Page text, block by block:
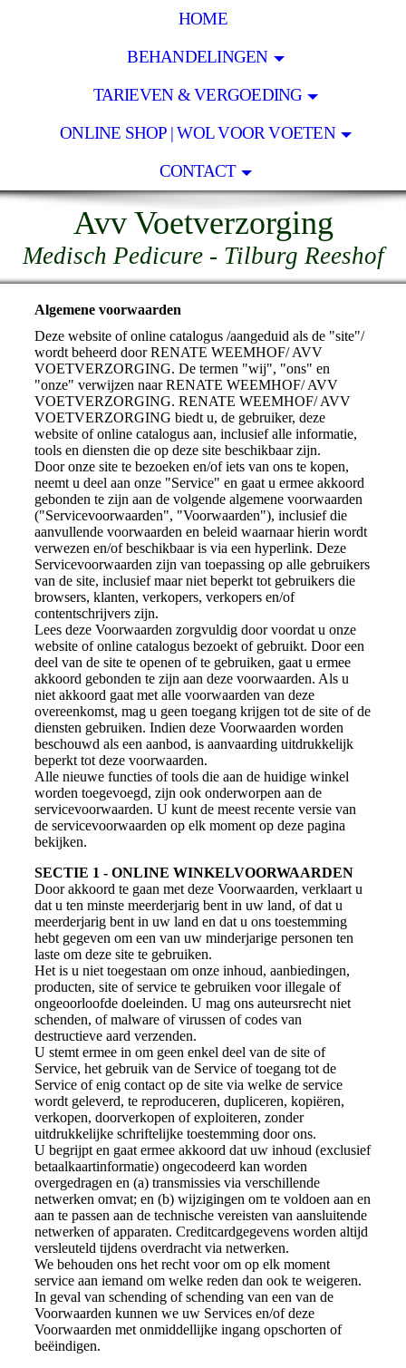
HOME
BEHANDELINGEN
TARIEVEN & VERGOEDING
ONLINE SHOP | WOL VOOR VOETEN
CONTACT
Avv Voetverzorging
Medisch Pedicure - Tilburg Reeshof
Algemene voorwaarden
Deze website of online catalogus /aangeduid als de "site"/
wordt beheerd door RENATE WEEMHOF/ AVV
VOETVERZORGING. De termen "wij", "ons" en
"onze" verwijzen naar RENATE WEEMHOF/ AVV
VOETVERZORGING. RENATE WEEMHOF/ AVV
VOETVERZORGING biedt u, de gebruiker, deze
website of online catalogus aan, inclusief alle informatie,
tools en diensten die op deze site beschikbaar zijn.
Door onze site te bezoeken en/of iets van ons te kopen,
neemt u deel aan onze "Service" en gaat u ermee akkoord
gebonden te zijn aan de volgende algemene voorwaarden
("Servicevoorwaarden", "Voorwaarden"), inclusief die
aanvullende voorwaarden en beleid waarnaar hierin wordt
verwezen en/of beschikbaar is via een hyperlink. Deze
Servicevoorwaarden zijn van toepassing op alle gebruikers
van de site, inclusief maar niet beperkt tot gebruikers die
browsers, klanten, verkopers, verkopers en/of
contentschrijvers zijn.
Lees deze Voorwaarden zorgvuldig door voordat u onze
website of online catalogus bezoekt of gebruikt. Door een
deel van de site te openen of te gebruiken, gaat u ermee
akkoord gebonden te zijn aan deze voorwaarden. Als u
niet akkoord gaat met alle voorwaarden van deze
overeenkomst, mag u geen toegang krijgen tot de site of de
diensten gebruiken. Indien deze Voorwaarden worden
beschouwd als een aanbod, is aanvaarding uitdrukkelijk
beperkt tot deze voorwaarden.
Alle nieuwe functies of tools die aan de huidige winkel
worden toegevoegd, zijn ook onderworpen aan de
servicevoorwaarden. U kunt de meest recente versie van
de servicevoorwaarden op elk moment op deze pagina
bekijken.
SECTIE 1 - ONLINE WINKELVOORWAARDEN
Door akkoord te gaan met deze Voorwaarden, verklaart u
dat u ten minste meerderjarig bent in uw land, of dat u
meerderjarig bent in uw land en dat u ons toestemming
hebt gegeven om een van uw minderjarige personen ten
laste om deze site te gebruiken.
Het is u niet toegestaan om onze inhoud, aanbiedingen,
producten, site of service te gebruiken voor illegale of
ongeoorloofde doeleinden. U mag ons auteursrecht niet
schenden, of malware of virussen of codes van
destructieve aard verzenden.
U stemt ermee in om geen enkel deel van de site of
Service, het gebruik van de Service of toegang tot de
Service of enig contact op de site via welke de service
wordt geleverd, te reproduceren, dupliceren, kopiëren,
verkopen, doorverkopen of exploiteren, zonder
uitdrukkelijke schriftelijke toestemming door ons.
U begrijpt en gaat ermee akkoord dat uw inhoud (exclusief
betaalkaartinformatie) ongecodeerd kan worden
overgedragen en (a) transmissies via verschillende
netwerken omvat; en (b) wijzigingen om te voldoen aan en
aan te passen aan de technische vereisten van aansluitende
netwerken of apparaten. Creditcardgegevens worden altijd
versleuteld tijdens overdracht via netwerken.
We behouden ons het recht voor om op elk moment
service aan iemand om welke reden dan ook te weigeren.
In geval van schending of schending van een van de
Voorwaarden kunnen we uw Services en/of deze
Voorwaarden met onmiddellijke ingang opschorten of
beëindigen.